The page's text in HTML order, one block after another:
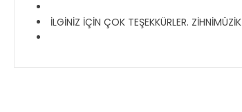
İLGİNİZ İÇİN ÇOK TEŞEKKÜRLER. ZİHNİMÜZİK